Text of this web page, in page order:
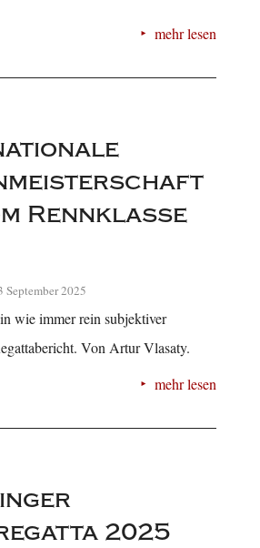
mehr lesen
Rennklasse
September 2025
wie immer rein subjektiver
Von Artur Vlasaty.
mehr lesen
2025